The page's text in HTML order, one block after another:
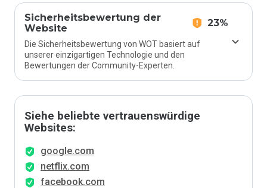
Sicherheitsbewertung der
Website
23%
Die Sicherheitsbewertung von WOT basiert auf
unserer einzigartigen Technologie und den
Bewertungen der Community-Experten.
Siehe beliebte vertrauenswürdige
Websites:
google.com
netflix.com
facebook.com